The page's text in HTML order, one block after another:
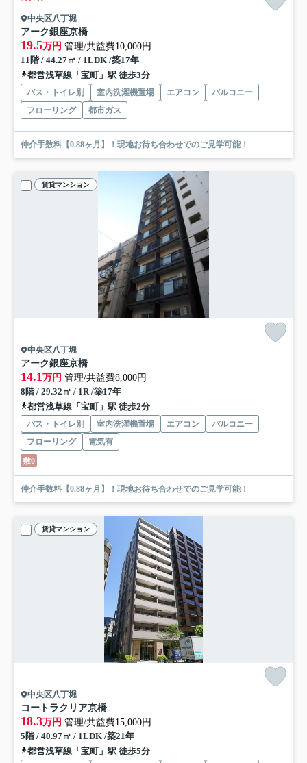
中央区八丁堀
アーク銀座京橋
19.5万円 管理/共益費10,000円
11階 / 44.27㎡ / 1LDK /築17年
都営浅草線「宝町」駅 徒歩3分
バス・トイレ別 室内洗濯機置場 エアコン
バルコニー
フローリング
都市ガス
仲介手数料【0.88ヶ月】！現地お待ち合わせでのご見学可能！
賃貸マンション
中央区八丁堀
アーク銀座京橋
14.1万円 管理/共益費8,000円
8階 / 29.32㎡ / 1R /築17年
都営浅草線「宝町」駅 徒歩2分
バス・トイレ別 室内洗濯機置場 エアコン
バルコニー
フローリング
電気有
敷0
仲介手数料【0.88ヶ月】！現地お待ち合わせでのご見学可能！
賃貸マンション
中央区八丁堀
コートラクリア京橋
18.3万円 管理/共益費15,000円
5階 / 40.97㎡ / 1LDK /築21年
都営浅草線「宝町」駅 徒歩5分